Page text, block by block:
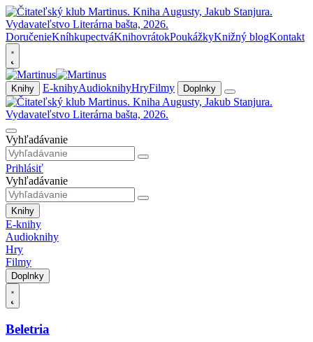
DoručenieKníhkupectváKnihovrátokPoukážkyKnižný blogKontakt
Knihy E-knihyAudioknihyHryFilmy Doplnky
Vyhľadávanie
Prihlásiť
Vyhľadávanie
Knihy
E-knihy
Audioknihy
Hry
Filmy
Doplnky
Beletria